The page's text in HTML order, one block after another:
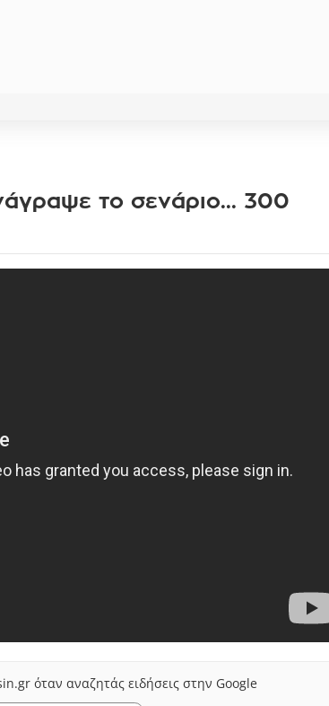
το σενάριο... 300
όταν αναζητάς ειδήσεις στην Google